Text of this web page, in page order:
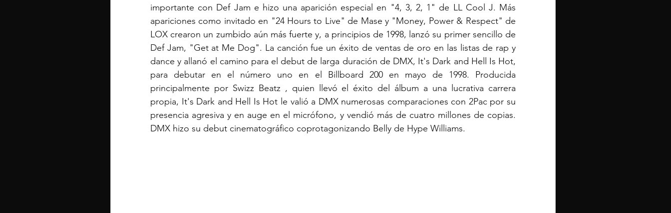
importante con Def Jam e hizo una aparición especial en "4, 3, 2, 1" de LL Cool J. Más
apariciones como invitado en "24 Hours to Live" de Mase y "Money, Power & Respect" de
LOX crearon un zumbido aún más fuerte y, a principios de 1998, lanzó su primer sencillo de
Def Jam, "Get at Me Dog". La canción fue un éxito de ventas de oro en las listas de rap y
dance y allanó el camino para el debut de larga duración de DMX, It's Dark and Hell Is Hot,
para debutar en el número uno en el Billboard 200 en mayo de 1998. Producida
principalmente por Swizz Beatz , quien llevó el éxito del álbum a una lucrativa carrera
propia, It's Dark and Hell Is Hot le valió a DMX numerosas comparaciones con 2Pac por su
presencia agresiva y en auge en el micrófono, y vendió más de cuatro millones de copias.
DMX hizo su debut cinematográfico coprotagonizando Belly de Hype Williams.